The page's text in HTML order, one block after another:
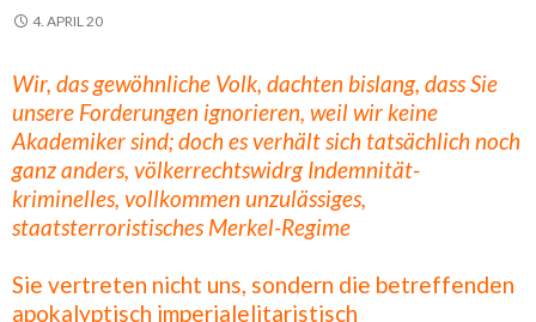
4. APRIL 20
Wir, das gewöhnliche Volk, dachten bislang, dass Sie
unsere Forderungen ignorieren, weil wir keine
Akademiker sind; doch es verhält sich tatsächlich noch
ganz anders, völkerrechtswidrg Indemnität-
kriminelles, vollkommen unzulässiges,
staatsterroristisches Merkel-Regime
Sie vertreten nicht uns, sondern die betreffenden
apokalyptisch imperialelitaristisch